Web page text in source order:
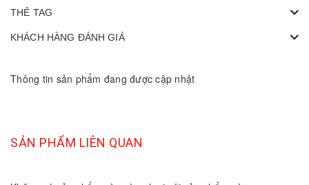
THẺ TAG
KHÁCH HÀNG ĐÁNH GIÁ
Thông tin sản phẩm đang được cập nhật
SẢN PHẨM LIÊN QUAN